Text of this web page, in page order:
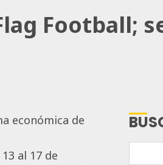
Football;
económica de
al 17 de